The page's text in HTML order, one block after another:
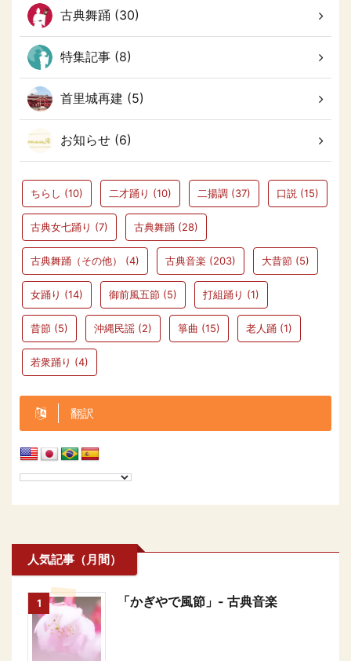
古典舞踊 (30)
特集記事 (8)
首里城再建 (5)
お知らせ (6)
ちらし (10) 二才踊り (10) 二揚調 (37) 口説 (15)
古典女七踊り (7) 古典舞踊 (28)
古典舞踊（その他） (4) 古典音楽 (203) 大昔節 (5)
女踊り (14) 御前風五節 (5) 打組踊り (1)
昔節 (5) 沖縄民謡 (2) 箏曲 (15) 老人踊 (1)
若衆踊り (4)
翻訳
人気記事（月間）
1 「かぎやで風節」- 古典音楽